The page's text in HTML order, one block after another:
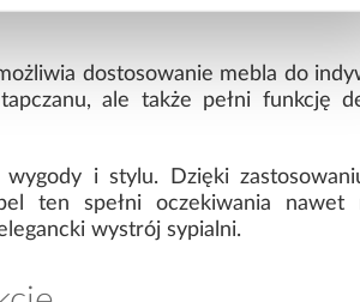
dostosowanie mebla do
ale także pełni funkcję
wygody i stylu. Dzięki
ten spełni oczekiwania nawet
wystrój sypialni.